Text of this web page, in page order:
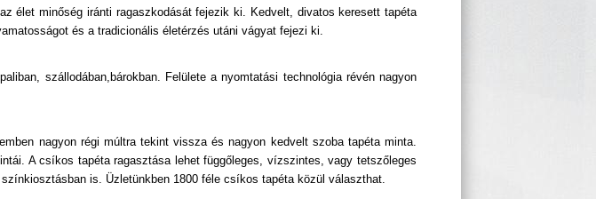
élet minőség iránti ragaszkodását fejezik ki. Kedvelt, divatos keresett tapéta
és a tradicionális életérzés utáni vágyat fejezi ki.
szállodában,bárokban. Felülete a nyomtatási technológia révén nagyon
nagyon régi múltra tekint vissza és nagyon kedvelt szoba tapéta minta.
A csíkos tapéta ragasztása lehet függőleges, vízszintes, vagy tetszőleges
is. Üzletünkben 1800 féle csíkos tapéta közül választhat.